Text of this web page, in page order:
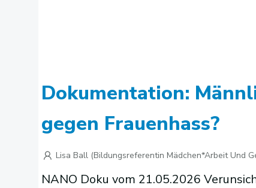
Dokumentation:
gegen Frauenhass?
Lisa Ball (Bildungsreferentin Mädchen*arbeit Und
NANO Doku vom 21.05.2026